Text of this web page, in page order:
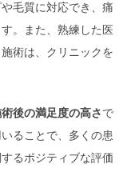
毛質に対応でき、痛
。また、熟練した医
術は、クリニックを
後の満足度の高さで
ることで、多くの患
るポジティブな評価